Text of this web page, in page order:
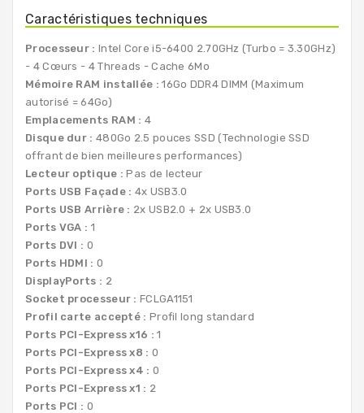
Caractéristiques techniques
Processeur : Intel Core i5-6400 2.70GHz (Turbo = 3.30GHz)
- 4 Cœurs - 4 Threads - Cache 6Mo
Mémoire RAM installée :16Go DDR4 DIMM (Maximum
autorisé = 64Go)
Emplacements RAM : 4
Disque dur : 480Go 2.5 pouces SSD (Technologie SSD
offrant de bien meilleures performances)
Lecteur optique : Pas de lecteur
Ports USB Façade : 4x USB3.0
Ports USB Arrière : 2x USB2.0 + 2x USB3.0
Ports VGA : 1
Ports DVI : 0
Ports HDMI : 0
DisplayPorts : 2
Socket processeur : FCLGA1151
Profil carte accepté : Profil long standard
Ports PCI-Express x16 : 1
Ports PCI-Express x8 : 0
Ports PCI-Express x4 : 0
Ports PCI-Express x1 : 2
Ports PCI : 0